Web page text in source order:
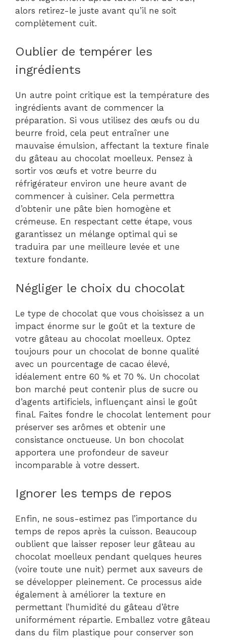
alors retirez-le juste avant qu’il ne soit
complètement cuit.
Oublier de tempérer les
ingrédients
Un autre point critique est la température des
ingrédients avant de commencer la
préparation. Si vous utilisez des œufs ou du
beurre froid, cela peut entraîner une
mauvaise émulsion, affectant la texture finale
du gâteau au chocolat moelleux. Pensez à
sortir vos œufs et votre beurre du
réfrigérateur environ une heure avant de
commencer à cuisiner. Cela permettra
d’obtenir une pâte bien homogène et
crémeuse. En respectant cette étape, vous
garantissez un mélange optimal qui se
traduira par une meilleure levée et une
texture fondante.
Négliger le choix du chocolat
Le type de chocolat que vous choisissez a un
impact énorme sur le goût et la texture de
votre gâteau au chocolat moelleux. Optez
toujours pour un chocolat de bonne qualité
avec un pourcentage de cacao élevé,
idéalement entre 60 % et 70 %. Un chocolat
bon marché peut contenir plus de sucre ou
d’agents artificiels, influençant ainsi le goût
final. Faites fondre le chocolat lentement pour
préserver ses arômes et obtenir une
consistance onctueuse. Un bon chocolat
apportera une profondeur de saveur
incomparable à votre dessert.
Ignorer les temps de repos
Enfin, ne sous-estimez pas l’importance du
temps de repos après la cuisson. Beaucoup
oublient que laisser reposer leur gâteau au
chocolat moelleux pendant quelques heures
(voire toute une nuit) permet aux saveurs de
se développer pleinement. Ce processus aide
également à améliorer la texture en
permettant l’humidité du gâteau d’être
uniformément répartie. Emballez votre gâteau
dans du film plastique pour conserver son